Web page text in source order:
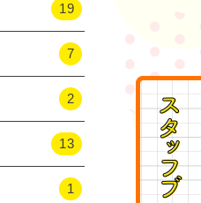
19
7
2
13
1